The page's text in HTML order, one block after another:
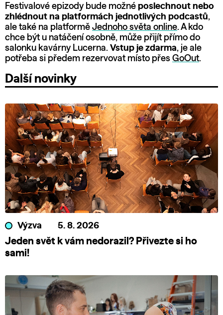
Festivalové epizody bude možné poslechnout nebo
zhlédnout na platformách jednotlivých podcastů,
ale také na platformě Jednoho světa online. A kdo
chce být u natáčení osobně, může přijít přímo do
salonku kavárny Lucerna. Vstup je zdarma, je ale
potřeba si předem rezervovat místo přes GoOut.
Další novinky
Výzva 5. 8. 2026
Jeden svět k vám nedorazil? Přivezte si ho
sami!